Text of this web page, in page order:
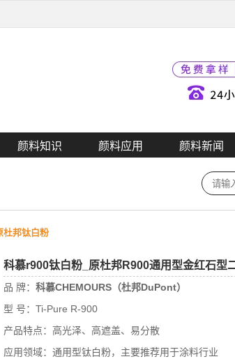
颜料知识 颜料应用 颜料新闻
杜邦钛白粉
科慕r900钛白粉_原杜邦R900通用型金红石型
品 牌： 科慕CHEMOURS（杜邦DuPont）
型 号： Ti-Pure R-900
产品特点： 高光泽、高遮盖、易分散
应用领域： 通用型钛白粉，主要推荐用于涂料行业